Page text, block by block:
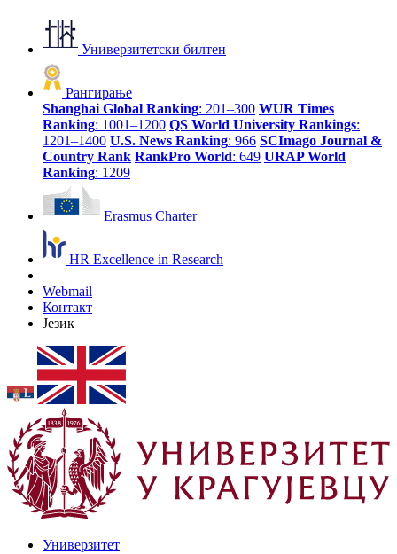
Универзитетски билтен
Рангирање
Shanghai Global Ranking: 201–300 WUR Times
Ranking: 1001–1200 QS World University Rankings:
1201–1400 U.S. News Ranking: 966 SCImago Journal &
Country Rank RankPro World: 649 URAP World
Ranking: 1209
Erasmus Charter
HR Excellence in Research
Webmail
Контакт
Језик
Универзитет